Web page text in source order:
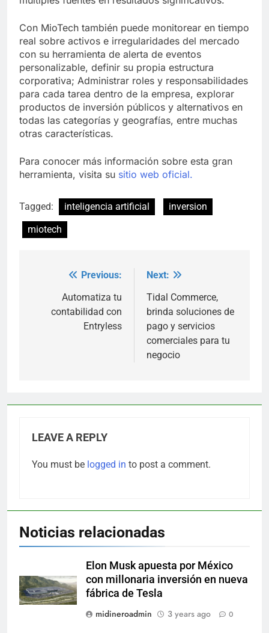
Con MioTech también puede monitorear en tiempo
real sobre activos e irregularidades del mercado
con su herramienta de alerta de eventos
personalizable, definir su propia estructura
corporativa; Administrar roles y responsabilidades
para cada tarea dentro de la empresa, explorar
productos de inversión públicos y alternativos en
todas las categorías y geografías, entre muchas
otras características.
Para conocer más información sobre esta gran
herramienta, visita su sitio web oficial.
Tagged: inteligencia artificial
inversion
miotech
navigation
Previous:
Automatiza tu
contabilidad con
Entryless
Next:
Tidal Commerce,
brinda soluciones de
pago y servicios
comerciales para tu
negocio
LEAVE A REPLY
You must be logged in to post a comment.
Noticias relacionadas
Elon Musk apuesta por México
con millonaria inversión en nueva
fábrica de Tesla
midineroadmin
3 years ago 0